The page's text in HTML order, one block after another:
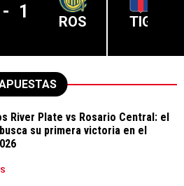
- 1 ROS TIG
River Plate vs Rosario Central: el
su primera victoria en el